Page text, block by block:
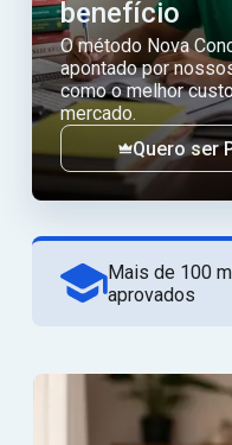
benefício
O método Nova
apontado por
como o melhor
mercado.
Quero ser
Mais de 100
aprovados